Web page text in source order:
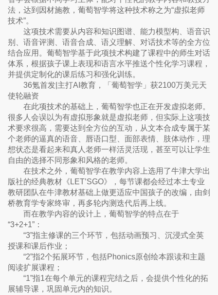
法，达到因材施教，葡萄智学将这种技术称之为“虚拟老师
技术”。
这项技术需要从内容和知识图谱、能力模型构、语音识
别、语音评测、语音合成、语义理解、对话技术等的全方位
结合应用。葡萄智学基于此项技术构建了课程中的师生对话
体系，根据孩子课上表现和语言水平推送个性化学习课程，
并提供定制化的课后练习和强化训练。
36氪首发|主打AI教育，「葡萄智学」获2100万美元天
使轮融资
在此项技术的基础上，葡萄智学也正在开发虚拟老师。
很多人会误以为有虚拟形象就是虚拟老师，但实际上这项技
术要求很高，需要达到全方位的互动，从文本合成专属于某
个老师的逼真的语音、唇语口型、面部表情、肢体动作，理
想状态是看起来和真人老师一样活灵活现，甚至可以让学生
自由的选择不同形象和风格的老师。
在技术之外，葡萄智学在教学内容上选用了牛津大学出
版社的经典教材《LET’SGO》，每节课都会经过本土专业
教研团队在牛津教材基础上做更适应中国孩子的改编，由剑
桥教育学专家终审，再多轮内测迭代后再上线。
而在教学内容的设计上，葡萄智学的特点在于
“3+2+1”：
“3”指主修课的三个环节，包括动画预习、沉浸式全英
授课和课后作业；
“2”指2个拓展环节，包括Phonics原创绘本跟读和主题
阅读扩展课程；
“1”指1在每个单元的课程完结之后，会提供个性化的拓
展辅导课，巩固单元内的知识。